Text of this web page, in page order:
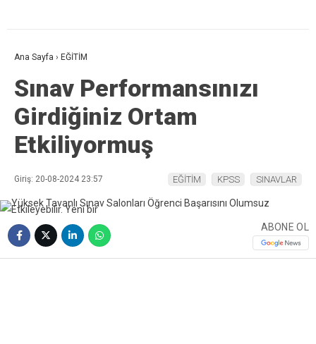
Ana Sayfa › EĞİTİM
Sınav Performansınızı
Girdiğiniz Ortam
Etkiliyormuş
Giriş: 20-08-2024 23:57 EĞİTİM KPSS SINAVLAR
ABONE OL